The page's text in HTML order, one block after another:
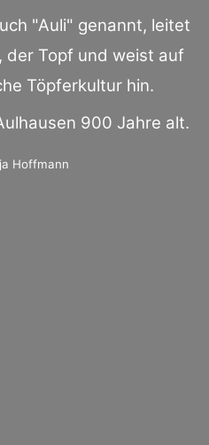
"Auli" genannt, leitet
der Topf und weist auf
Töpferkultur hin.
900 Jahre alt.
Hoffmann